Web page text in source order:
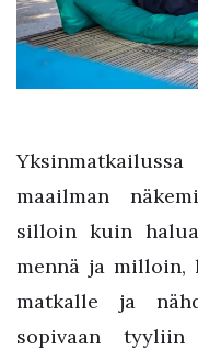
maailman
silloin kuin
mennä ja milloin,
matkalle ja
sopivaan